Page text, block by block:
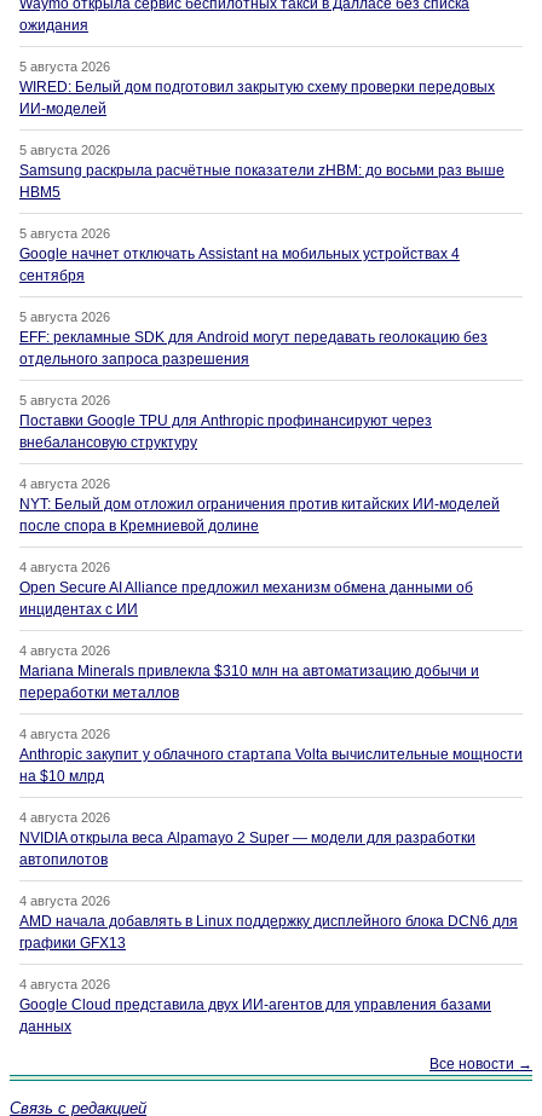
Waymo открыла сервис беспилотных такси в Далласе без списка
ожидания
5 августа 2026
WIRED: Белый дом подготовил закрытую схему проверки передовых
ИИ-моделей
5 августа 2026
Samsung раскрыла расчётные показатели zHBM: до восьми раз выше
HBM5
5 августа 2026
Google начнет отключать Assistant на мобильных устройствах 4
сентября
5 августа 2026
EFF: рекламные SDK для Android могут передавать геолокацию без
отдельного запроса разрешения
5 августа 2026
Поставки Google TPU для Anthropic профинансируют через
внебалансовую структуру
4 августа 2026
NYT: Белый дом отложил ограничения против китайских ИИ-моделей
после спора в Кремниевой долине
4 августа 2026
Open Secure AI Alliance предложил механизм обмена данными об
инцидентах с ИИ
4 августа 2026
Mariana Minerals привлекла $310 млн на автоматизацию добычи и
переработки металлов
4 августа 2026
Anthropic закупит у облачного стартапа Volta вычислительные мощности
на $10 млрд
4 августа 2026
NVIDIA открыла веса Alpamayo 2 Super — модели для разработки
автопилотов
4 августа 2026
AMD начала добавлять в Linux поддержку дисплейного блока DCN6 для
графики GFX13
4 августа 2026
Google Cloud представила двух ИИ-агентов для управления базами
данных
Все новости →
Связь с редакцией